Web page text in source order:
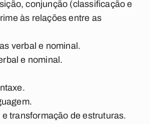
conjunção (classificação e
às relações entre as
verbal e nominal.
e nominal.
transformação de estruturas.